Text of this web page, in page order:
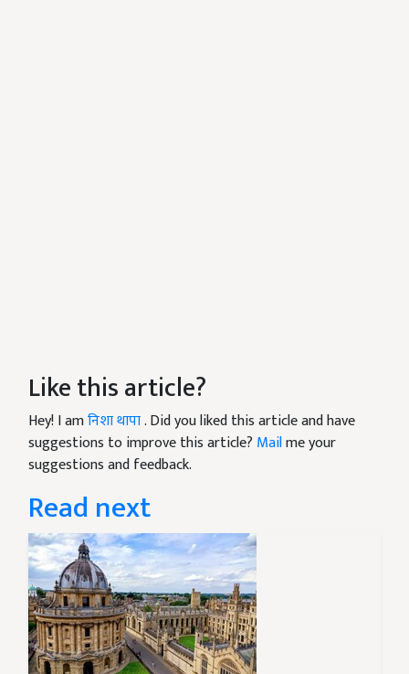
Like this article?
Hey! I amनिशा थापा. Did you liked this article and have
suggestions to improve this article? Mailme your
suggestions and feedback.
Read next